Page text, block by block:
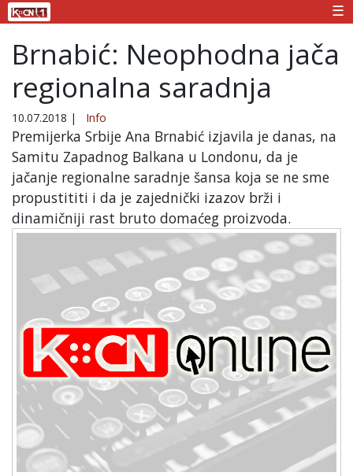
☰
Brnabić: Neophodna jača
regionalna saradnja
10.07.2018 | Info
Premijerka Srbije Ana Brnabić izjavila je danas, na
Samitu Zapadnog Balkana u Londonu, da je
jačanje regionalne saradnje šansa koja se ne sme
propustititi i da je zajednički izazov brži i
dinamičniji rast bruto domaćeg proizvoda.